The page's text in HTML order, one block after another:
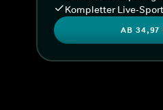
Kompletter Live-
AB 34,97